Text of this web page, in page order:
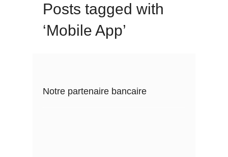
Posts tagged with
‘Mobile App’
Notre partenaire bancaire